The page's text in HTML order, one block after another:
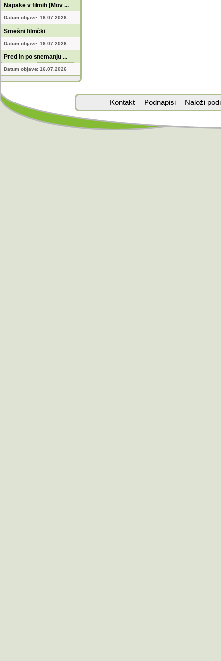
Napake v filmih [Mov ...
Datum objave: 16.07.2026
Smešni filmčki
Datum objave: 16.07.2026
Pred in po snemanju ...
Datum objave: 16.07.2026
Kontakt Podnapisi Naloži